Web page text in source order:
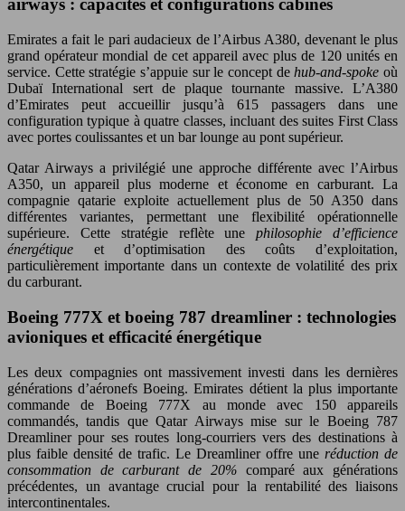
airways : capacités et configurations cabines
Emirates a fait le pari audacieux de l’Airbus A380, devenant le plus
grand opérateur mondial de cet appareil avec plus de 120 unités en
service. Cette stratégie s’appuie sur le concept dehub-and-spokeoù
Dubaï International sert de plaque tournante massive. L’A380
d’Emirates peut accueillir jusqu’à 615 passagers dans une
configuration typique à quatre classes, incluant des suites First Class
avec portes coulissantes et un bar lounge au pont supérieur.
Qatar Airways a privilégié une approche différente avec l’Airbus
A350, un appareil plus moderne et économe en carburant. La
compagnie qatarie exploite actuellement plus de 50 A350 dans
différentes variantes, permettant une flexibilité opérationnelle
supérieure. Cette stratégie reflète unephilosophie d’efficience
énergétique et d’optimisation des coûts d’exploitation,
particulièrement importante dans un contexte de volatilité des prix
du carburant.
Boeing 777X et boeing 787 dreamliner : technologies
avioniques et efficacité énergétique
Les deux compagnies ont massivement investi dans les dernières
générations d’aéronefs Boeing. Emirates détient la plus importante
commande de Boeing 777X au monde avec 150 appareils
commandés, tandis que Qatar Airways mise sur le Boeing 787
Dreamliner pour ses routes long-courriers vers des destinations à
plus faible densité de trafic. Le Dreamliner offre une réduction de
consommation de carburant de 20% comparé aux générations
précédentes, un avantage crucial pour la rentabilité des liaisons
intercontinentales.